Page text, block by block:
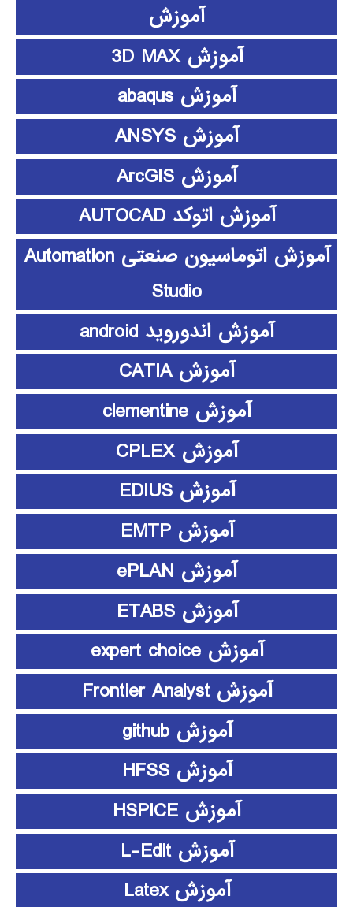
آموزش
آموزش 3D MAX
آموزش abaqus
آموزش ANSYS
آموزش ArcGIS
آموزش اتوکد AUTOCAD
آموزش اتوماسیون صنعتی Automation
Studio
آموزش اندوروید android
آموزش CATIA
آموزش clementine
آموزش CPLEX
آموزش EDIUS
آموزش EMTP
آموزش ePLAN
آموزش ETABS
آموزش expert choice
آموزش Frontier Analyst
آموزش github
آموزش HFSS
آموزش HSPICE
آموزش L-Edit
آموزش Latex